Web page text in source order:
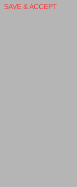
SAVE & ACCEPT